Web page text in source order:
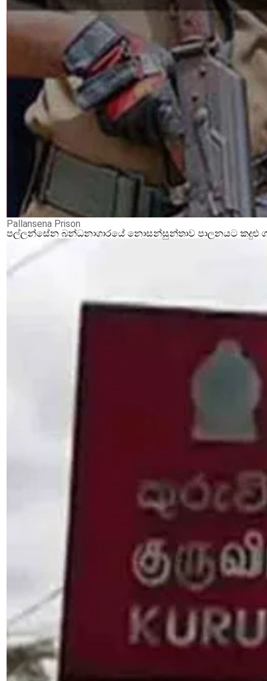
Pallansena Prison
පල්ලන්සේන බන්ධනාගාරයේ නොසන්සුන්තාව පාලනයට කදුළු